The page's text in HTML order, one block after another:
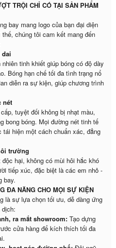
TRỘI CHỈ CÓ TẠI SẢN PHẨM
bay mang logo của bạn đại diện
chúng tôi cam kết mang đến
dai
tinh khiết giúp bóng có độ dày
Bóng hạn chế tối đa tình trạng nổ
diễn ra sự kiện, giúp chương trình
nét
tuyệt đối không bị nhạt màu,
bong bóng. Mọi đường nét tinh tế
tái hiện một cách chuẩn xác, đẳng
trường
hại, không có mùi hôi hắc khó
tiếp xúc, đặc biệt là các em nhỏ -
bay.
ĐA NĂNG CHO MỌI SỰ KIỆN
là sự lựa chọn tối ưu, dễ dàng ứng
dịch:
ra mắt showroom: Tạo dựng
cửa hàng để kích thích tối đa